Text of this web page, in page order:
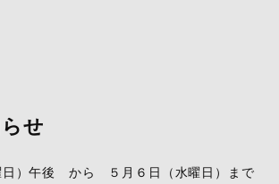
せ
）午後 から ５月６日（水曜日）まで